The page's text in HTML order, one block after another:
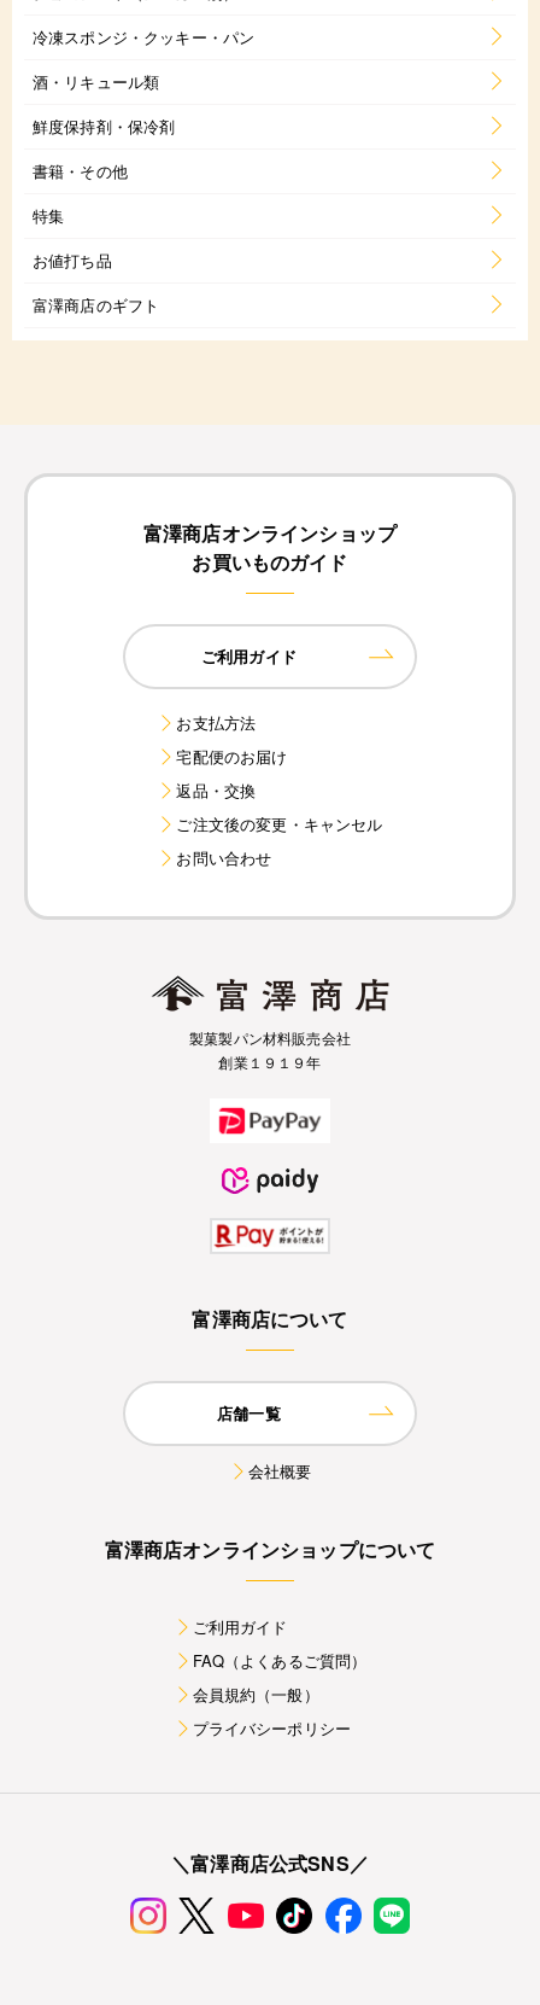
冷凍スポンジ・クッキー・パン
酒・リキュール類
鮮度保持剤・保冷剤
書籍・その他
特集
お値打ち品
富澤商店のギフト
富澤商店オンラインショップ
お買いものガイド
ご利用ガイド
お支払方法
宅配便のお届け
返品・交換
ご注文後の変更・キャンセル
お問い合わせ
製菓製パン材料販売会社
創業１９１９年
富澤商店について
店舗一覧
会社概要
富澤商店オンラインショップについて
ご利用ガイド
FAQ（よくあるご質問）
会員規約（一般）
プライバシーポリシー
＼富澤商店公式SNS／